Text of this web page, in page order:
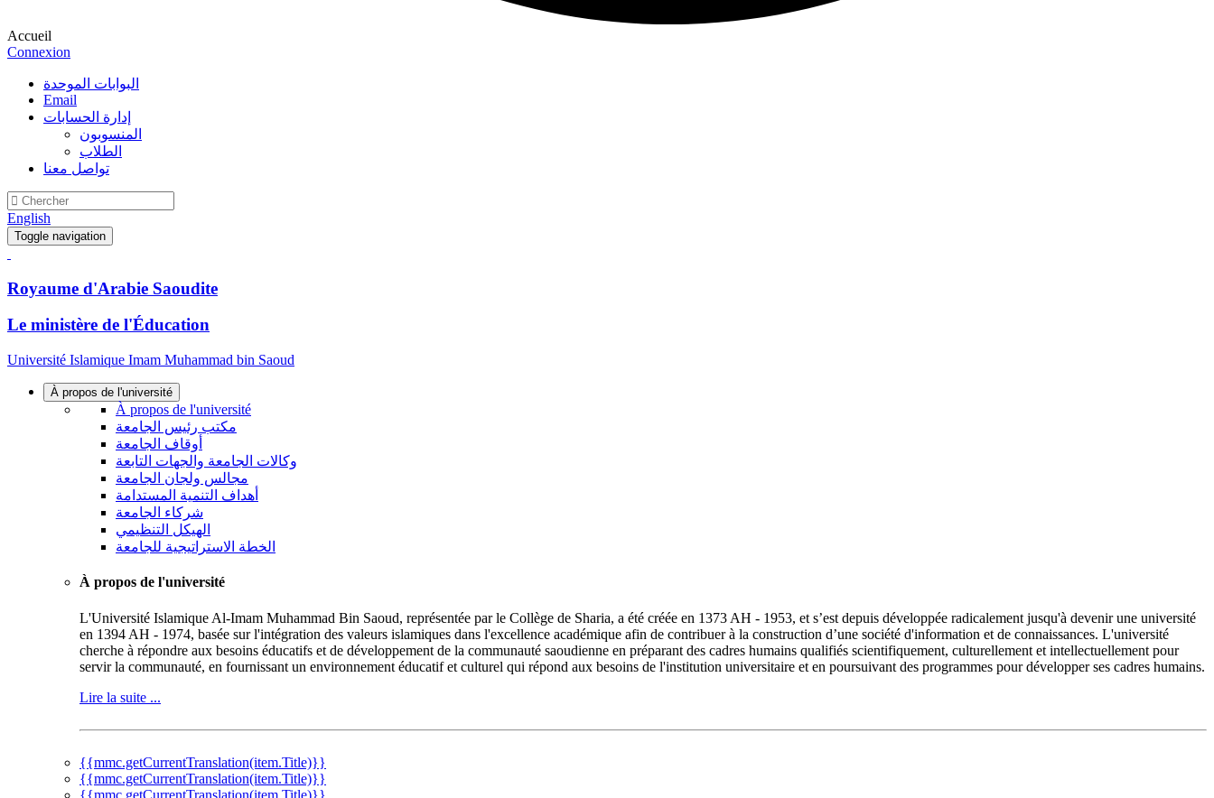
Accueil
Connexion
البوابات الموحدة
Email
إدارة الحسابات
المنسوبون
الطلاب
تواصل معنا
English
Toggle navigation
Royaume d'Arabie Saoudite
Le ministère de l'Éducation
Université Islamique Imam Muhammad bin Saoud
À propos de l'université
À propos de l'université
مكتب رئيس الجامعة
أوقاف الجامعة
وكالات الجامعة والجهات التابعة
مجالس ولجان الجامعة
أهداف التنمية المستدامة
شركاء الجامعة
الهيكل التنظيمي
الخطة الاستراتيجية للجامعة
À propos de l'université
L'Université Islamique Al-Imam Muhammad Bin Saoud, représentée par le Collège de Sharia, a été créée en 1373 AH - 1953, et s’est depuis développée radicalement jusqu'à devenir une université
en 1394 AH - 1974, basée sur l'intégration des valeurs islamiques dans l'excellence académique afin de contribuer à la construction d’une société d'information et de connaissances. L'université
cherche à répondre aux besoins éducatifs et de développement de la communauté saoudienne en préparant des cadres humains qualifiés scientifiquement, culturellement et intellectuellement pour
servir la communauté, en fournissant un environnement éducatif et culturel qui répond aux besoins de l'institution universitaire et en poursuivant des programmes pour développer ses cadres humains.
Lire la suite ...
{{mmc.getCurrentTranslation(item.Title)}}
{{mmc.getCurrentTranslation(item.Title)}}
{{mmc.getCurrentTranslation(item.Title)}}